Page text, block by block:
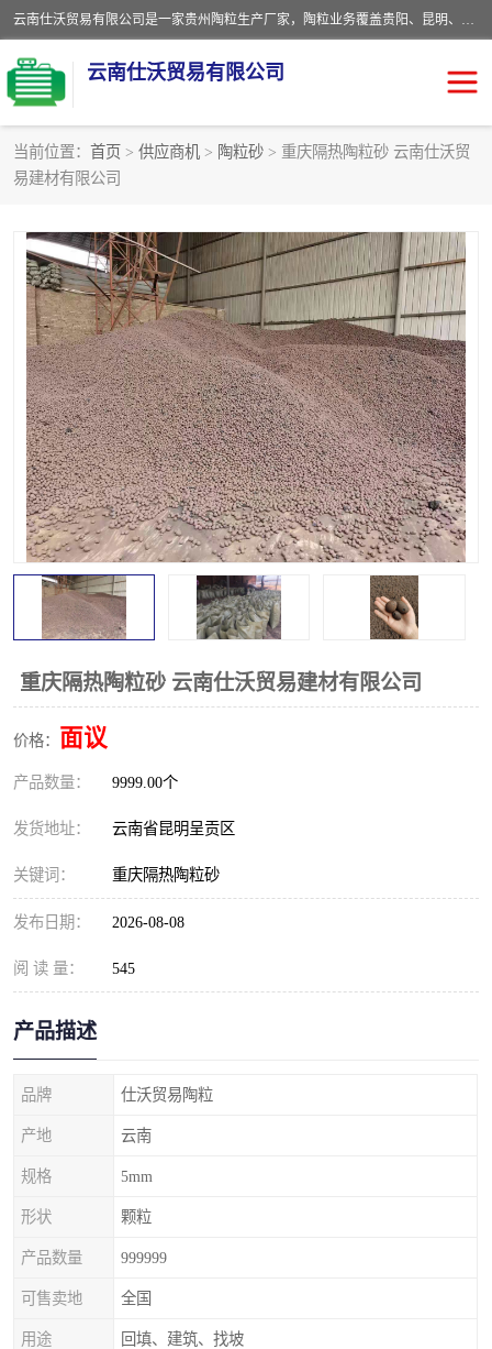
云南仕沃贸易有限公司是一家贵州陶粒生产厂家，陶粒业务覆盖贵阳、昆明、四川、云南、重庆等区域。批发贵阳陶粒、昆明陶粒、四川陶粒、云南陶粒、重庆陶粒，服务热线：*。仕沃贸易建材致力于建筑产业化、绿色建筑体系、产品和系统应用解决方案的企业。研发生产、销售和推广绿色建筑体系、建筑产业化体系的各种环保建筑产品。
云南仕沃贸易有限公司
当前位置： 首页 > 供应商机 > 陶粒砂 > 重庆隔热陶粒砂 云南仕沃贸
易建材有限公司
重庆隔热陶粒砂 云南仕沃贸易建材有限公司
价格： 面议
产品数量： 9999.00个
发货地址： 云南省昆明呈贡区
关键词： 重庆隔热陶粒砂
发布日期： 2026-08-08
阅 读 量： 545
产品描述
品牌 仕沃贸易陶粒
产地 云南
规格 5mm
形状 颗粒
产品数量 999999
可售卖地 全国
用途 回填、建筑、找坡
陶粒
园林绿化陶粒 生物陶粒
陶粒砂 粘土陶粒
建筑陶粒 陶粒回填
轻质陶粒